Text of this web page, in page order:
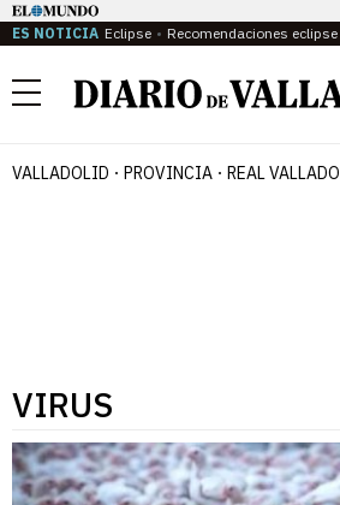
ES NOTICIA Eclipse Recomendaciones eclipse
Menú
VALLADOLID PROVINCIA REAL
VIRUS